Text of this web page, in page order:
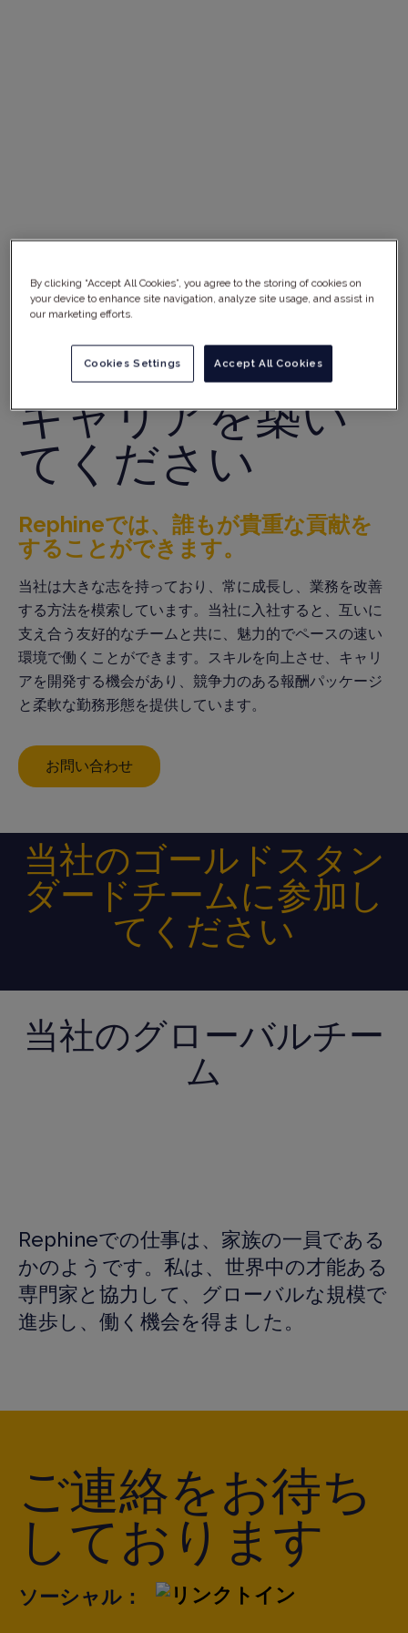
当社であなたの
キャリアを築い
てください
Rephineでは、誰もが貴重な貢献を
することができます。
当社は大きな志を持っており、常に成長し、業務を改善
する方法を模索しています。当社に入社すると、互いに
支え合う友好的なチームと共に、魅力的でペースの速い
環境で働くことができます。スキルを向上させ、キャリ
アを開発する機会があり、競争力のある報酬パッケージ
と柔軟な勤務形態を提供しています。
お問い合わせ
当社のゴールドスタン
ダードチームに参加し
てください
当社のグローバルチー
ム
Rephineでの仕事は、家族の一員である
かのようです。私は、世界中の才能ある
専門家と協力して、グローバルな規模で
進歩し、働く機会を得ました。
ご連絡をお待ち
しております
ソーシャル：
By clicking “Accept All Cookies”, you agree to the storing of cookies on
your device to enhance site navigation, analyze site usage, and assist in
our marketing efforts.
Accept All Cookies
Cookies Settings